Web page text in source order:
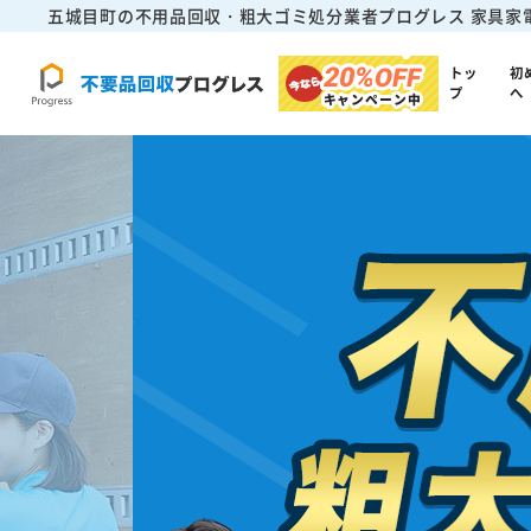
五城目町の不用品回収・粗大ゴミ処分業者プログレス 家具家
20%OFF
キャンペーン中
トッ
プ
初
へ